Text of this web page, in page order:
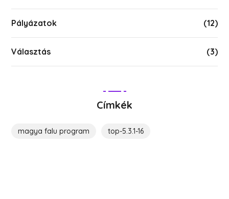
Pályázatok (12)
Választás (3)
Címkék
magya falu program top-5.3.1-16